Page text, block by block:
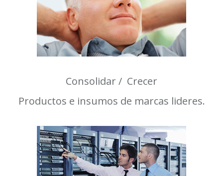
Consolidar / Crecer
Productos e insumos de marcas lideres.